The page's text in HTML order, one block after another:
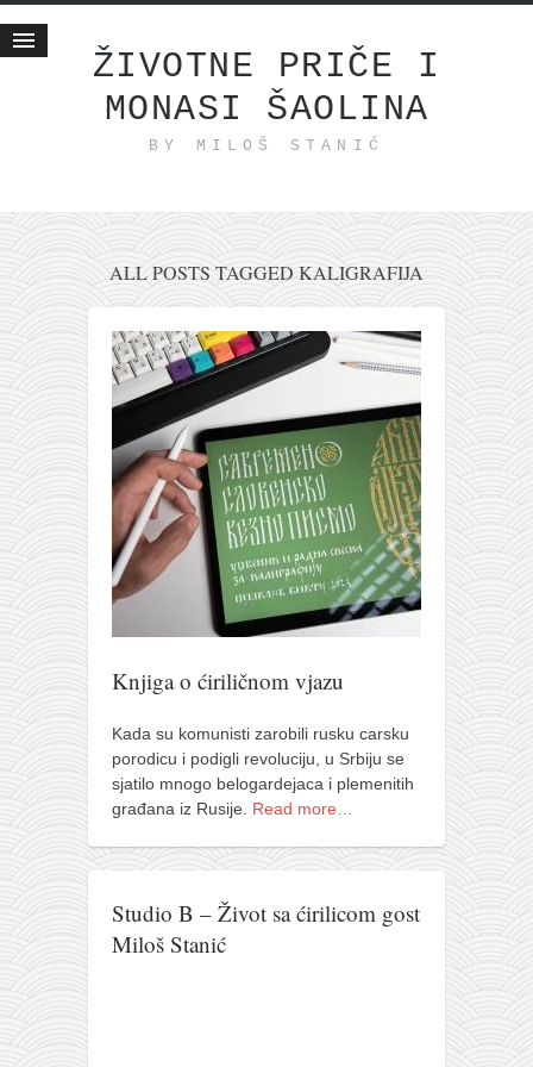
ŽIVOTNE PRIČE I
MONASI ŠAOLINA
BY MILOŠ STANIĆ
Životne priče
internet poslovanje
ishranom do zdravlja
moj haiku
momenti i mesta
bonus sadržaj
Svetlopis
zakonopravilo
duhovni otac
pravoslavlje
zabranjena istorija
porodične priče
umesto tvitera
kalendar srpski
azbuki i knjige
Okinava karate
najnovije na blogu
istorija karatea
ALL POSTS TAGGED KALIGRAFIJA
Knjiga o ćiriličnom vjazu
Kada su komunisti zarobili rusku carsku
porodicu i podigli revoluciju, u Srbiju se
sjatilo mnogo belogardejaca i plemenitih
građana iz Rusije. Read more…
Studio B – Život sa ćirilicom gost
Miloš Stanić